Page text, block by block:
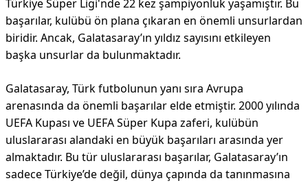
Türkiye Süper Ligi'nde 22 kez şampiyonluk yaşamıştır. Bu
başarılar, kulübü ön plana çıkaran en önemli unsurlardan
biridir. Ancak, Galatasaray’ın yıldız sayısını etkileyen
başka unsurlar da bulunmaktadır.
Galatasaray, Türk futbolunun yanı sıra Avrupa
arenasında da önemli başarılar elde etmiştir. 2000 yılında
UEFA Kupası ve UEFA Süper Kupa zaferi, kulübün
uluslararası alandaki en büyük başarıları arasında yer
almaktadır. Bu tür uluslararası başarılar, Galatasaray’ın
sadece Türkiye’de değil, dünya çapında da tanınmasına